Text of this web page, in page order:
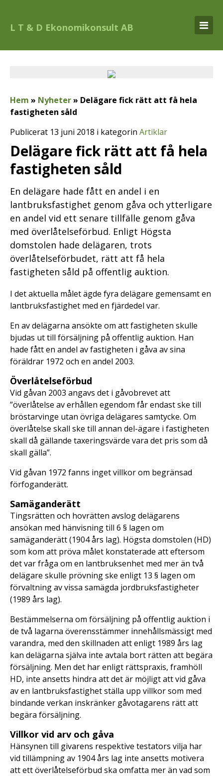
L T & D Ekonomikonsult AB
Hem » Nyheter» Delägare fick rätt att få hela
fastigheten såld
Publicerat 13 juni 2018 i kategorin Artiklar
Delägare fick rätt att få hela
fastigheten såld
En delägare hade fått en andel i en
lantbruksfastighet genom gåva och ytterligare
en andel vid ett senare tillfälle genom gåva
med överlåtelseförbud. Enligt Högsta
domstolen hade delägaren, trots
överlåtelseförbudet, rätt att få hela
fastigheten såld på offentlig auktion.
I det aktuella målet ägde fyra delägare gemensamt en
lantbruksfastighet med en fjärdedel var.
En av delägarna ansökte om att fastigheten skulle
bjudas ut till försäljning på offentlig auktion. Han
hade fått en andel av fastigheten i gåva av sina
föräldrar 1972 och en andel 2003.
Överlåtelseförbud
Vid gåvan 2003 angavs det i gåvobrevet att
”överlåtelse av erhållen egendom får endast ske till
bröstarvinge utan övriga delägares samtycke. Om
överlåtelse skall ske till annan del-ägare i fastigheten
skall då gällande taxeringsvärde vara det pris som då
skall gälla”.
Vid gåvan 1972 fanns inget villkor om begränsad
förfoganderätt.
Samäganderätt
Tingsrätten och hovrätten avslog delägarens
ansökan med hänvisning till 6 § lagen om
samäganderätt (1904 års lag). Högsta domstolen (HD)
som kom att pröva målet konstaterade att eftersom
det var fråga om en lantbruksenhet med mer än två
delägare skulle prövning ske enligt 13 § lagen om
förvaltning av vissa samägda jordbruksfastigheter
(1989 års lag).
Bestämmelserna om försäljning på offentlig auktion i
de två lagarna överensstämmer innehållsmässigt med
varandra, med den skillnaden att enligt 1989 års lag
kan delägarna själva inte avtala bort rätten att begära
försäljning. Men det har enligt rättspraxis, framhöll
HD, inte ansetts hindra att det är möjligt att vid gåva
av en lantbruksfastighet ställa upp villkor som med
bindande verkan inskränker gåvotagarens rätt att
begära försäljning.
Villkor vid arv och gåva
Hänsynen till givarens respektive testators vilja har
vid tillämpning av 1904 års lag inte ansetts motivera
att ett överlåtelseförbud ska omfatta mer än vad som